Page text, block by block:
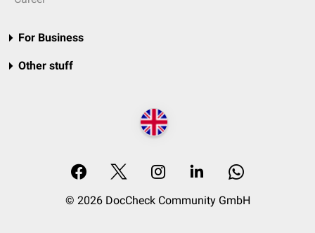
For Business
Other stuff
© 2026 DocCheck Community GmbH